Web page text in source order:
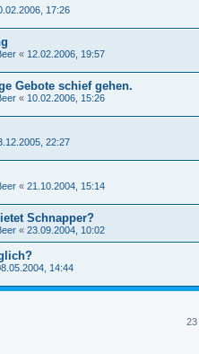
17:26
« 12.02.2006, 19:57
Gebote schief gehen.
« 10.02.2006, 15:26
22:27
« 21.10.2004, 15:14
Schnapper?
« 23.09.2004, 10:02
14:44
23